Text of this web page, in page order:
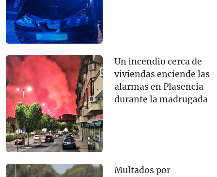
Un incendio cerca de
viviendas enciende las
alarmas en Plasencia
durante la madrugada
Multados por